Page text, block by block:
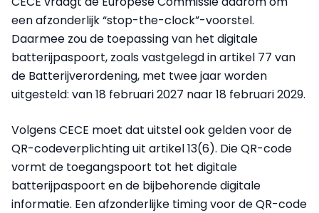
een afzonderlijk “stop-the-clock”-voorstel.
Daarmee zou de toepassing van het digitale
batterijpaspoort, zoals vastgelegd in artikel 77 van
de Batterijverordening, met twee jaar worden
uitgesteld: van 18 februari 2027 naar 18 februari 2029.
Volgens CECE moet dat uitstel ook gelden voor de
QR-codeverplichting uit artikel 13(6). Die QR-code
vormt de toegangspoort tot het digitale
batterijpaspoort en de bijbehorende digitale
informatie. Een afzonderlijke timing voor de QR-code